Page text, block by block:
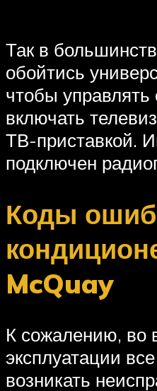
Так в
обойтись
чтобы
включать
ТВ-приставкой.
подключен
Коды
McQuay
К сожалению, во
эксплуатации
возникать